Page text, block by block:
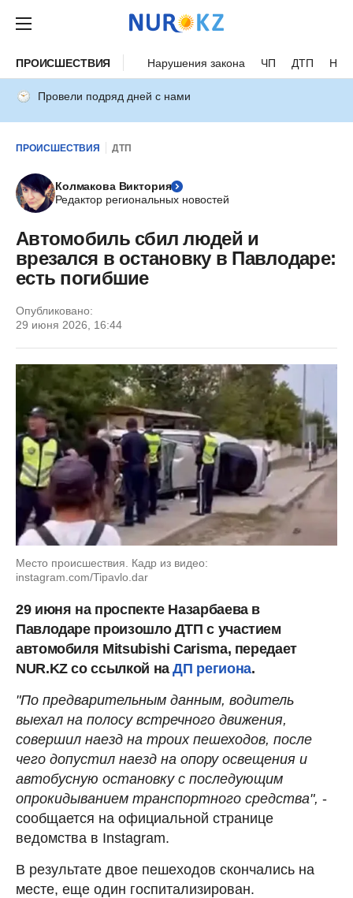
ПРОИСШЕСТВИЯ Нарушения закона ЧП ДТП
Провели подряд дней с нами
ПРОИСШЕСТВИЯ ДТП
Колмакова Виктория
Редактор региональных новостей
Автомобиль сбил людей и
врезался в остановку в Павлодаре:
есть погибшие
Опубликовано:
29 июня 2026, 16:44
Место происшествия. Кадр из видео:
instagram.com/Tipavlo.dar
29 июня на проспекте Назарбаева в
Павлодаре произошло ДТП с участием
автомобиля Mitsubishi Carisma, передает
NUR.KZ со ссылкой наДП региона.
"По предварительным данным, водитель
выехал на полосу встречного движения,
совершил наезд на троих пешеходов, после
чего допустил наезд на опору освещения и
автобусную остановку с последующим
опрокидыванием транспортного средства", -
сообщается на официальной странице
ведомства в Instagram.
В результате двое пешеходов скончались на
месте, еще один госпитализирован.